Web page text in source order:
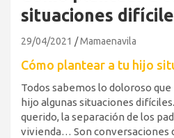
situaciones
29/04/2021 Mamaenavila
Cómo plantear a tu hijo
Todos sabemos lo doloroso
hijo algunas situaciones
querido, la separación de los
vivienda… Son conversaciones